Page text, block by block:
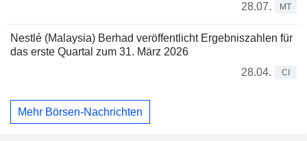
28.07.
MT
Nestlé (Malaysia) Berhad veröffentlicht Ergebniszahlen für
das erste Quartal zum 31. März 2026
28.04.
CI
Mehr Börsen-Nachrichten